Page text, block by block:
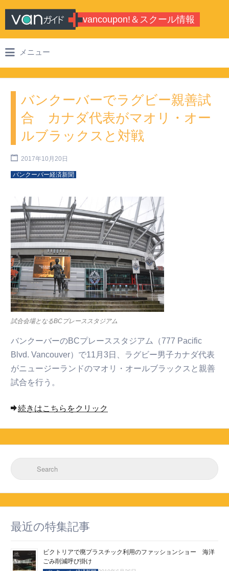
vancoupon!＆スクール情報
バンクーバーのシティガイド・学校情
報
メニュー
バンクーバーでラグビー親善試
合 カナダ代表がマオリ・オー
ルブラックスと対戦
2017年10月20日
バンクーバー経済新聞
試合会場となるBCプレーススタジアム
バンクーバーのBCプレーススタジアム（777 Pacific
Blvd. Vancouver）で11月3日、ラグビー男子カナダ代表
がニュージーランドのマオリ・オールブラックスと親善
試合を行う。
続きはこちらをクリック
Search for:
最近の特集記事
ビクトリアで廃プラスチック利用のファッションショー 海洋
ごみ削減呼び掛け